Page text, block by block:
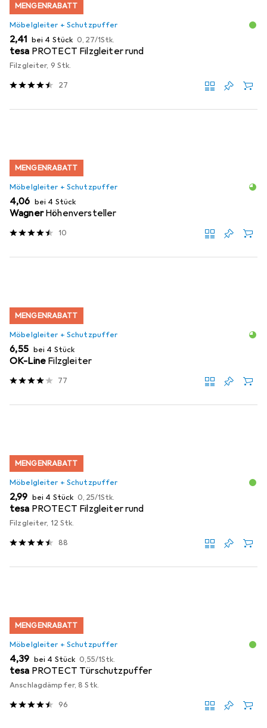
MENGENRABATT
Möbelgleiter + Schutzpuffer
EUR
2,41 bei 4 Stück EUR
0,27/1Stk.
tesa PROTECT Filzgleiter rund
Filzgleiter, 9 Stk.
27
MENGENRABATT
Möbelgleiter + Schutzpuffer
EUR
4,06 bei 4 Stück
Wagner Höhenversteller
10
MENGENRABATT
Möbelgleiter + Schutzpuffer
EUR
6,55 bei 4 Stück
OK-Line Filzgleiter
77
MENGENRABATT
Möbelgleiter + Schutzpuffer
EUR
2,99 bei 4 Stück EUR
0,25/1Stk.
tesa PROTECT Filzgleiter rund
Filzgleiter, 12 Stk.
88
MENGENRABATT
Möbelgleiter + Schutzpuffer
EUR
4,39 bei 4 Stück EUR
0,55/1Stk.
tesa PROTECT Türschutzpuffer
Anschlagdämpfer, 8 Stk.
96